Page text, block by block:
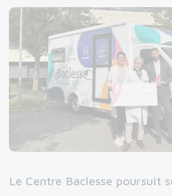
Le Centre Baclesse poursuit